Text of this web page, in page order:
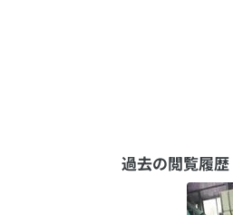
過去の閲覧履歴